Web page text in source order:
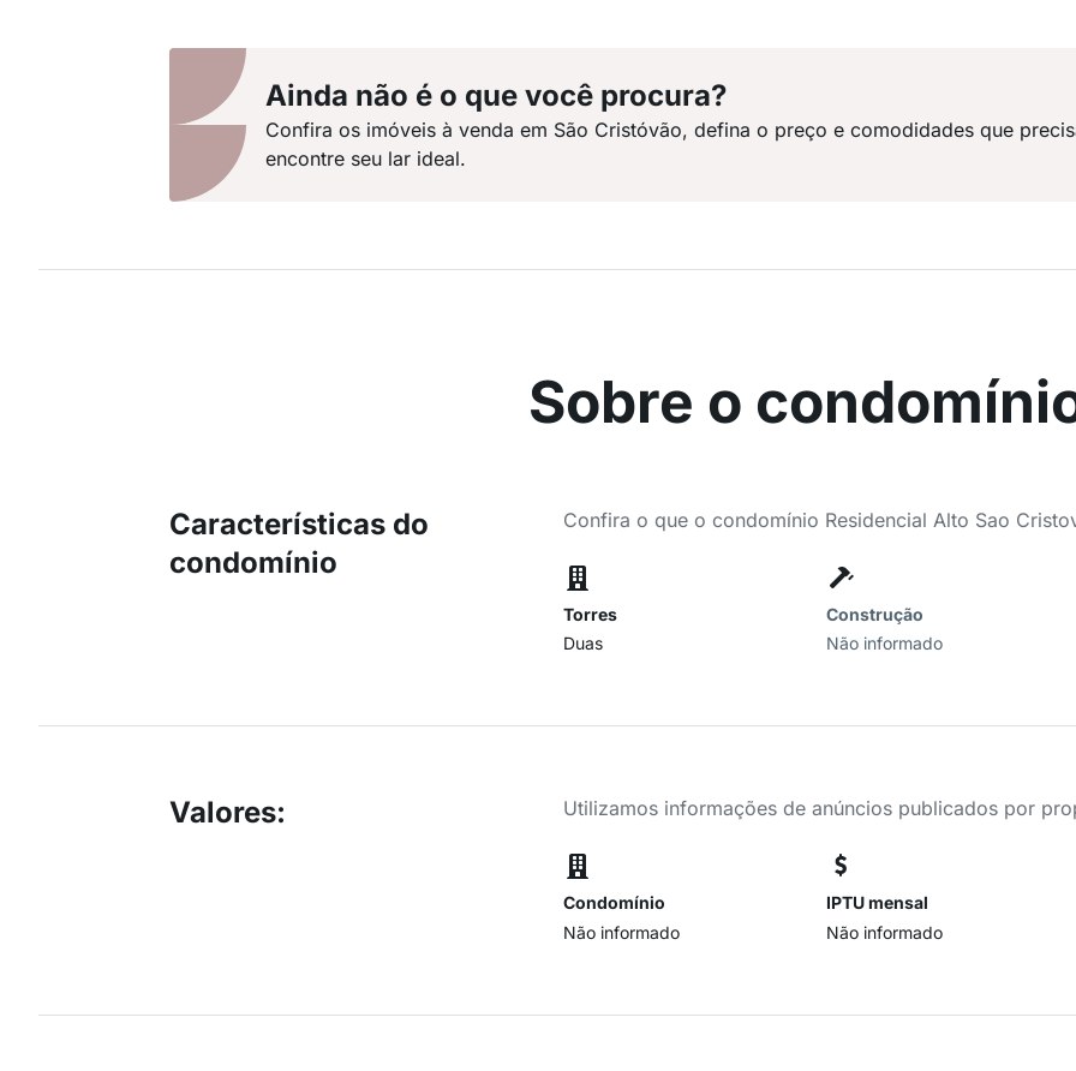
Ainda não é o que você procura?
Confira os imóveis à venda em São Cristóvão, defina o preço e comodidades que
encontre seu lar ideal.
Sobre o
Características do
condomínio
Confira o que o condomínio Residencial Alto Sao
Torres
Duas
Construção
Não informado
Valores: Utilizamos informações de anúncios publicados por
Condomínio
Não informado
IPTU mensal
Não informado